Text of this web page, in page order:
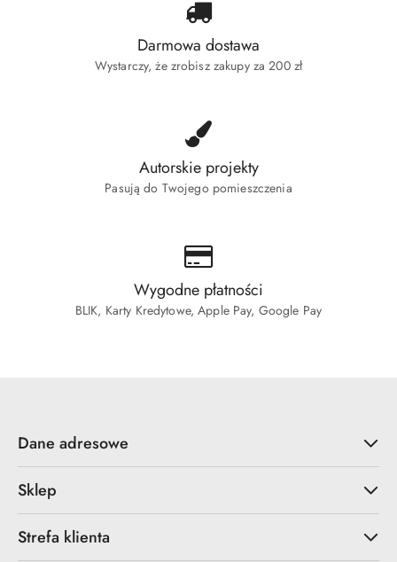
Darmowa dostawa
Wystarczy, że zrobisz zakupy za 200 zł
Autorskie projekty
Pasują do Twojego pomieszczenia
Wygodne płatności
BLIK, Karty Kredytowe, Apple Pay, Google Pay
Dane adresowe
Sklep
Strefa klienta